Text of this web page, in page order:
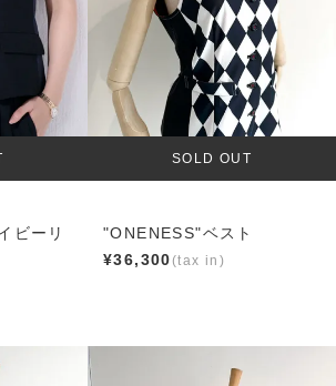
ビーリ
SOLD OUT
"ONENESS"ベスト
¥36,300